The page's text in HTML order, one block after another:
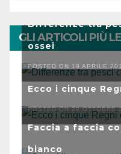
GLI ARTICOLI PIÙ
Differenze tra
ossei
POSTED ON 19 APRILE
Ecco i cinque
POSTED ON 29 OTTOBRE
Faccia a faccia
bianco